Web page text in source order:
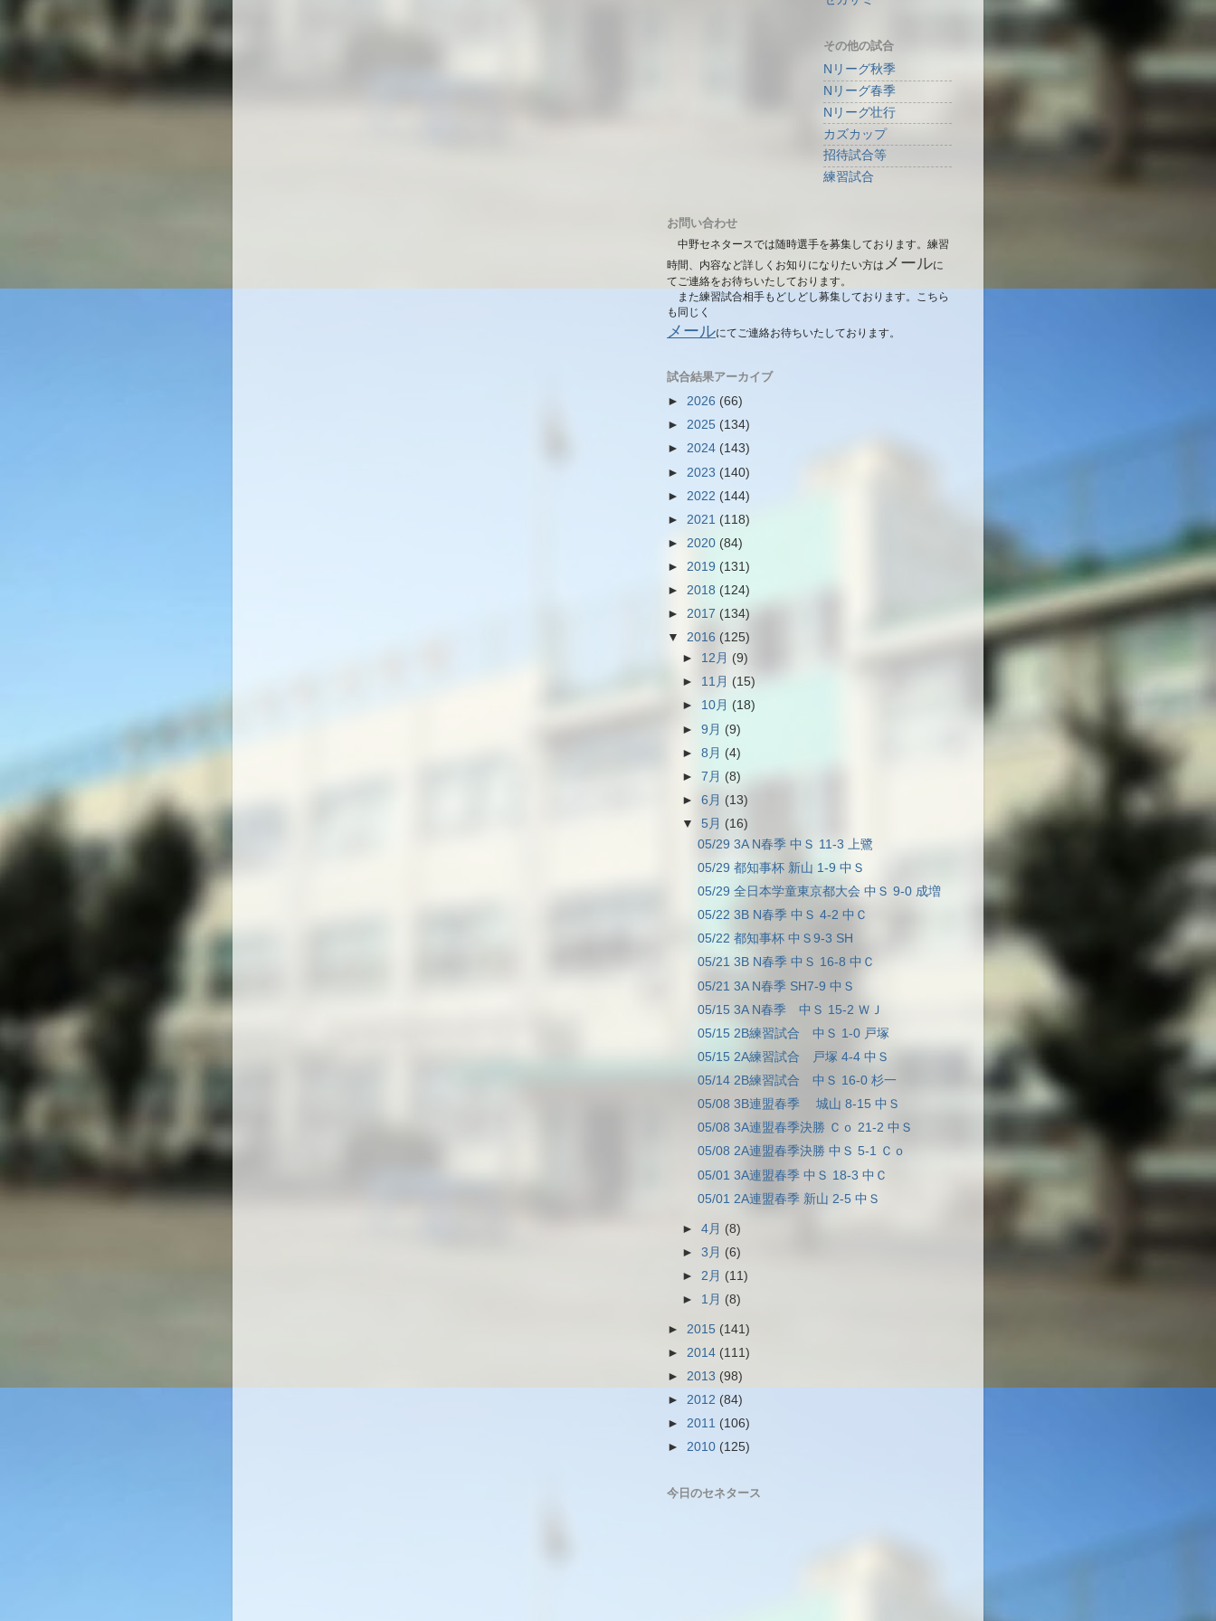
その他の試合
Nリーグ秋季
Nリーグ春季
Nリーグ壮行
カズカップ
招待試合等
練習試合
お問い合わせ
中野セネタースでは随時選手を募集しております。練習
時間、内容など詳しくお知りになりたい方は メールに
てご連絡をお待ちいたしております。
また練習試合相手もどしどし募集しております。こちら
も同じく
メールにてご連絡お待ちいたしております。
試合結果アーカイブ
► 2026 (66)
► 2025 (134)
► 2024 (143)
► 2023 (140)
► 2022 (144)
► 2021 (118)
► 2020 (84)
► 2019 (131)
► 2018 (124)
► 2017 (134)
▼ 2016 (125)
► 12月 (9)
► 11月 (15)
► 10月 (18)
►9月 (9)
►8月 (4)
►7月(8)
►6月 (13)
▼ 5月 (16)
05/29 3A N春季 中Ｓ 11-3 上鷺
05/29 都知事杯 新山 1-9 中Ｓ
05/29 全日本学童東京都大会 中Ｓ 9-0 成増
05/22 3B N春季 中Ｓ 4-2 中Ｃ
05/22 都知事杯 中Ｓ9-3 SH
05/21 3B N春季 中Ｓ 16-8 中Ｃ
05/21 3A N春季 SH7-9 中Ｓ
05/15 3A N春季 中Ｓ 15-2 ＷＪ
05/15 2B練習試合 中Ｓ 1-0 戸塚
05/15 2A練習試合 戸塚 4-4 中Ｓ
05/14 2B練習試合 中Ｓ 16-0 杉一
05/08 3B連盟春季 城山 8-15 中Ｓ
05/08 3A連盟春季決勝 Ｃｏ 21-2 中Ｓ
05/08 2A連盟春季決勝 中Ｓ 5-1 Ｃｏ
05/01 3A連盟春季 中Ｓ 18-3 中Ｃ
05/01 2A連盟春季 新山 2-5 中Ｓ
►4月 (8)
►3月 (6)
► 2月 (11)
► 1月 (8)
► 2015 (141)
► 2014 (111)
► 2013 (98)
► 2012 (84)
► 2011 (106)
► 2010 (125)
今日のセネタース